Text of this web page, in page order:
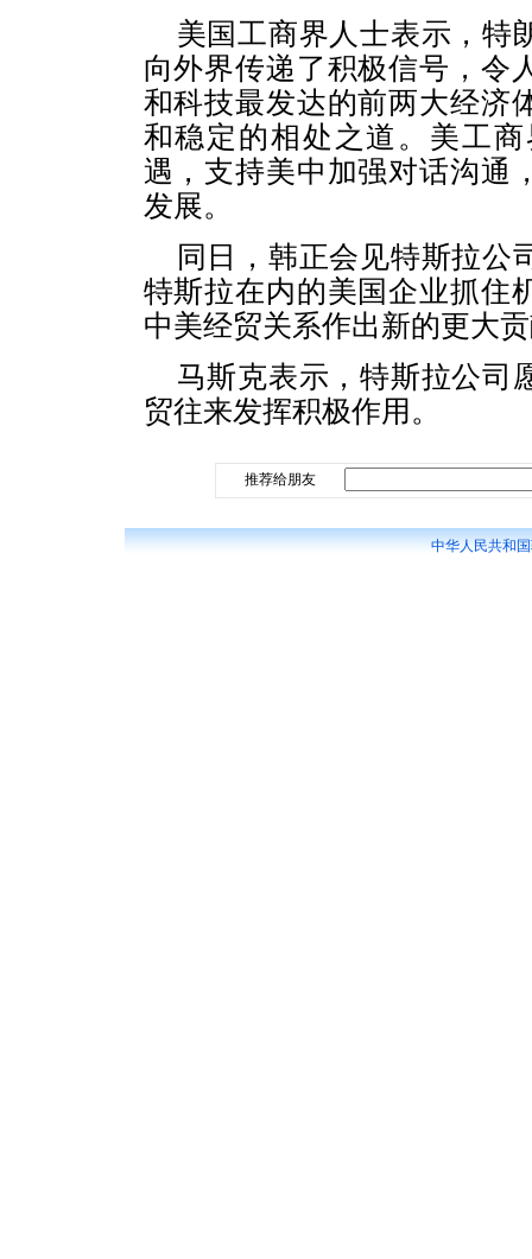
美国工商界人士表示，特
向外界传递了积极信号，令
和科技最发达的前两大经济
和稳定的相处之道。美工
遇，支持美中加强对话沟通
发展。
同日，韩正会见特斯拉公
特斯拉在内的美国企业抓住
中美经贸关系作出新的更大
马斯克表示，特斯拉公司
贸往来发挥积极作用。
推荐给朋友
中华人民共和